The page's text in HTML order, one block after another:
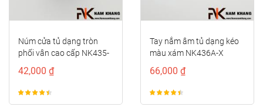
Tay nắm âm tủ dạng kéo
màu xám NK436A-X
66,000 ₫
Núm cửa tủ hình cầu phối
vân đá NK328
96,000 ₫